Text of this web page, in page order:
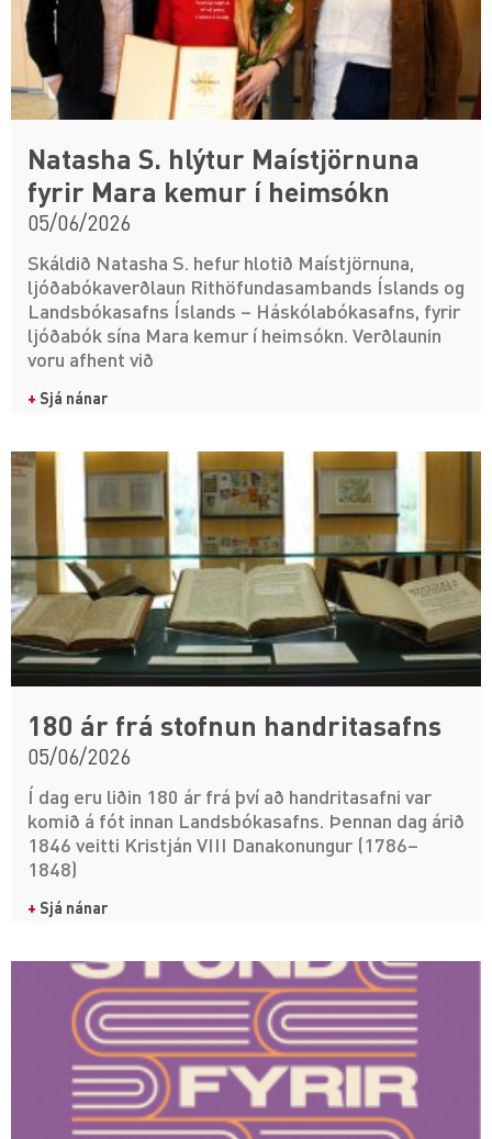
Natasha S. hlýtur Maístjörnuna
fyrir Mara kemur í heimsókn
05/06/2026
Skáldið Natasha S. hefur hlotið Maístjörnuna,
ljóðabókaverðlaun Rithöfundasambands Íslands og
Landsbókasafns Íslands – Háskólabókasafns, fyrir
ljóðabók sína Mara kemur í heimsókn. Verðlaunin
voru afhent við
+ Sjá nánar
180 ár frá stofnun handritasafns
05/06/2026
Í dag eru liðin 180 ár frá því að handritasafni var
komið á fót innan Landsbókasafns. Þennan dag árið
1846 veitti Kristján VIII Danakonungur (1786–
1848)
+ Sjá nánar